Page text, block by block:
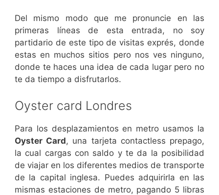
Del mismo modo que me pronuncie en las
primeras líneas de esta entrada, no soy
partidario de este tipo de visitas exprés, donde
estas en muchos sitios pero nos ves ninguno,
donde te haces una idea de cada lugar pero no
te da tiempo a disfrutarlos.
Oyster card Londres
Para los desplazamientos en metro usamos la
Oyster Card, una tarjeta contactless prepago,
la cual cargas con saldo y te da la posibilidad
de viajar en los diferentes medios de transporte
de la capital inglesa. Puedes adquirirla en las
mismas estaciones de metro, pagando 5 libras